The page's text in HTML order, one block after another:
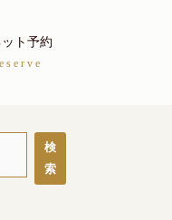
ット予約
検
索